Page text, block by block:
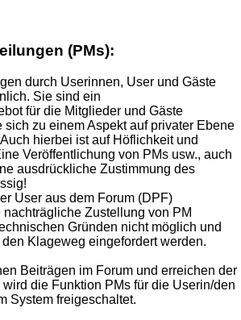
(PMs):
durch Userinnen, User und Gäste
Sie sind ein
für die Mitglieder und Gäste
sich zu einem Aspekt auf privater Ebene
hierbei ist auf Höflichkeit und
Veröffentlichung von PMs usw., auch
ausdrückliche Zustimmung des
User aus dem Forum (DPF)
Zustellung von PM
Gründen nicht möglich und
Klageweg eingefordert werden.
Beiträgen im Forum und erreichen der
die Funktion PMs für die Userin/den
System freigeschaltet.